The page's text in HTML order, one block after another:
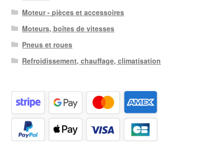
Moteur - pièces et accessoires
Moteurs, boîtes de vitesses
Pneus et roues
Refroidissement, chauffage, climatisation